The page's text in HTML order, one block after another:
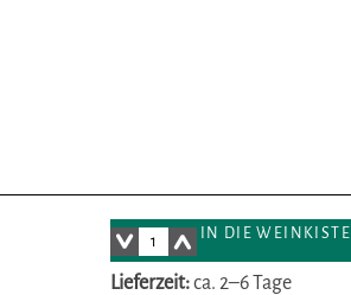
IN DIE WEINKISTE
Lieferzeit:ca. 2–6 Tage